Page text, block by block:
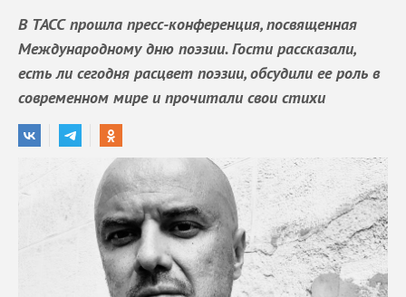
В ТАСС прошла пресс-конференция, посвященная
Международному дню поэзии. Гости рассказали,
есть ли сегодня расцвет поэзии, обсудили ее роль в
современном мире и прочитали свои стихи